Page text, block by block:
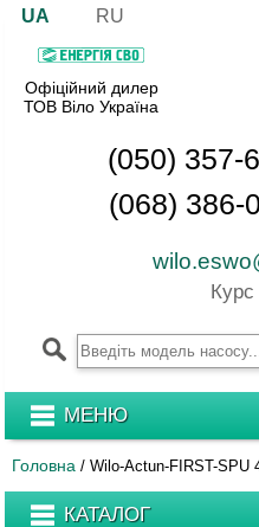
UA RU
Офіційний дилер
ТОВ Віло Україна
(050) 357-
(068) 386-
Курс
МЕНЮ
Головна / Wilo-Actun-FIRST-SPU
КАТАЛОГ